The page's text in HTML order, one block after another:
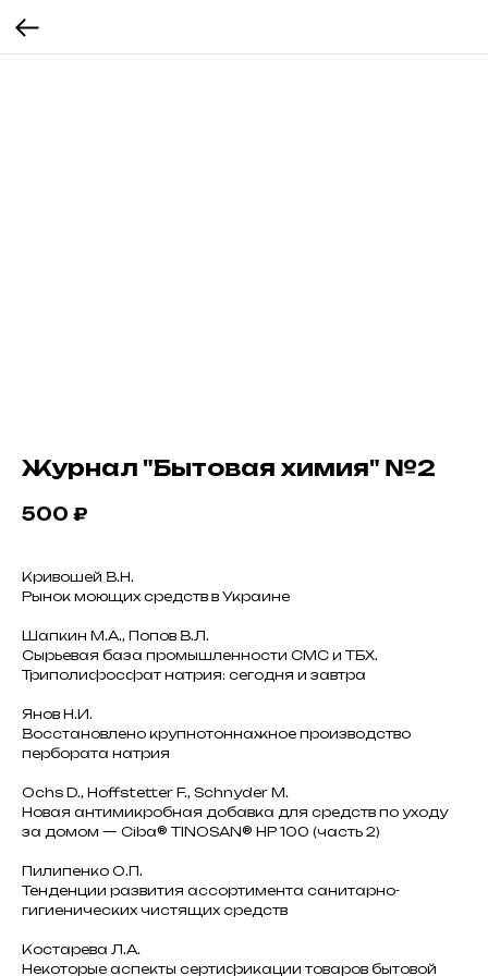
Журнал "Бытовая химия" №2
500 ₽
Кривошей В.Н.
Рынок моющих средств в Украине
Шапкин М.А., Попов В.Л.
Сырьевая база промышленности СМС и ТБХ.
Триполифосфат натрия: сегодня и завтра
Янов Н.И.
Восстановлено крупнотоннажное производство
пербората натрия
Ochs D., Hoffstetter F., Schnyder M.
Новая антимикробная добавка для средств по уходу
за домом — Ciba® TINOSAN® HP 100 (часть 2)
Пилипенко О.П.
Тенденции развития ассортимента санитарно-
гигиенических чистящих средств
Костарева Л.А.
Некоторые аспекты сертификации товаров бытовой